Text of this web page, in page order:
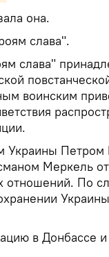
она.
слава".
слава"
воинским
Украины
Меркель
отношений. По
в Донбассе